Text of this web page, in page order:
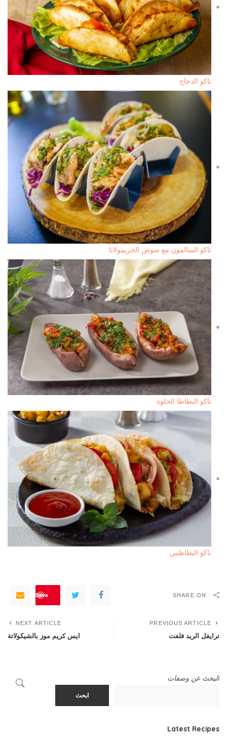
تاكو الدجاج
تاكو السالمون مع صوص الجريمولاتا
تاكو البطاطا الحلوة
تاكو البطاطس
SHARE ON
Save
PREVIOUS ARTICLE
ترايفل الريد فلفت
NEXT ARTICLE
ايس كريم موز بالشيكولاتة
البحث عن وصفات
ابحث
Latest Recipes